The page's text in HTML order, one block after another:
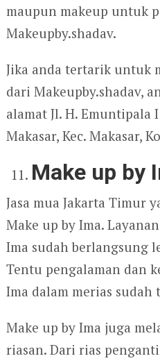
maupun makeup untuk
Makeupby.shadav.
Jika anda tertarik untuk
dari Makeupby.shadav,
alamat Jl. H. Emuntipala I
Makasar, Kec. Makasar,
Make up by
Jasa mua Jakarta Timur
Make up by Ima.
Ima sudah berlangsung
Tentu pengalaman dan
Ima dalam merias
Make up by Ima juga
riasan. Dari rias